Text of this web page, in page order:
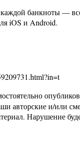
банкноты —
iOS и Android.
авторские и/или
Нарушение